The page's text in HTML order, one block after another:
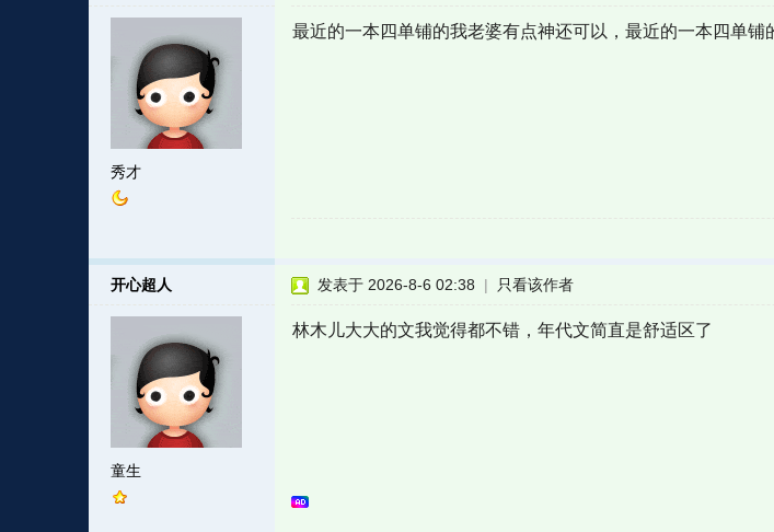
秀才
最近的一本四单铺的我老婆有点神还可以，最近的一本四单
开心超人
童生
发表于 2026-8-6 02:38 | 只看该作者
林木儿大大的文我觉得都不错，年代文简直是舒适区了